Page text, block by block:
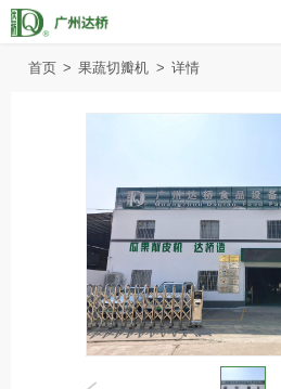
首页 > 果蔬切瓣机 > 详情